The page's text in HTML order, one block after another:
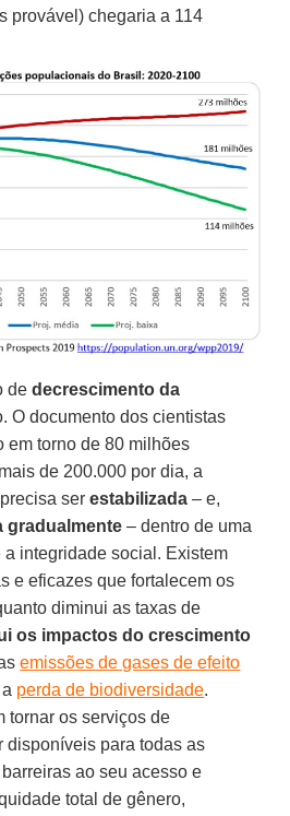
provável) chegaria a 114
dedecrescimento da
O documento dos cientistas
em torno de 80 milhões
de 200.000 por dia, a
precisa serestabilizada – e,
gradualmente – dentro de uma
a integridade social. Existem
e eficazes que fortalecem os
diminui as taxas de
os impactos do crescimento
emissões de gases de efeito
perda de biodiversidade.
tornar os serviços de
disponíveis para todas as
ao seu acesso e
total de gênero,